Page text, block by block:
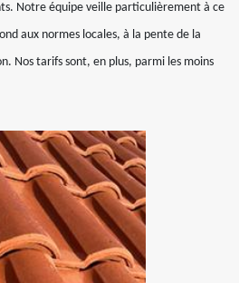
Notre équipe veille particulièrement à ce
aux normes locales, à la pente de la
Nos tarifs sont, en plus, parmi les moins